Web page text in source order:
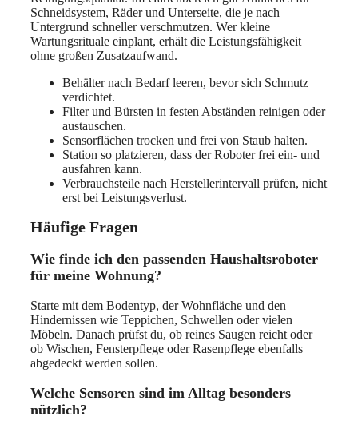
Schneidsystem, Räder und Unterseite, die je nach
Untergrund schneller verschmutzen. Wer kleine
Wartungsrituale einplant, erhält die Leistungsfähigkeit
ohne großen Zusatzaufwand.
Behälter nach Bedarf leeren, bevor sich Schmutz
verdichtet.
Filter und Bürsten in festen Abständen reinigen oder
austauschen.
Sensorflächen trocken und frei von Staub halten.
Station so platzieren, dass der Roboter frei ein- und
ausfahren kann.
Verbrauchsteile nach Herstellerintervall prüfen, nicht
erst bei Leistungsverlust.
Häufige Fragen
Wie finde ich den passenden Haushaltsroboter
für meine Wohnung?
Starte mit dem Bodentyp, der Wohnfläche und den
Hindernissen wie Teppichen, Schwellen oder vielen
Möbeln. Danach prüfst du, ob reines Saugen reicht oder
ob Wischen, Fensterpflege oder Rasenpflege ebenfalls
abgedeckt werden sollen.
Welche Sensoren sind im Alltag besonders
nützlich?